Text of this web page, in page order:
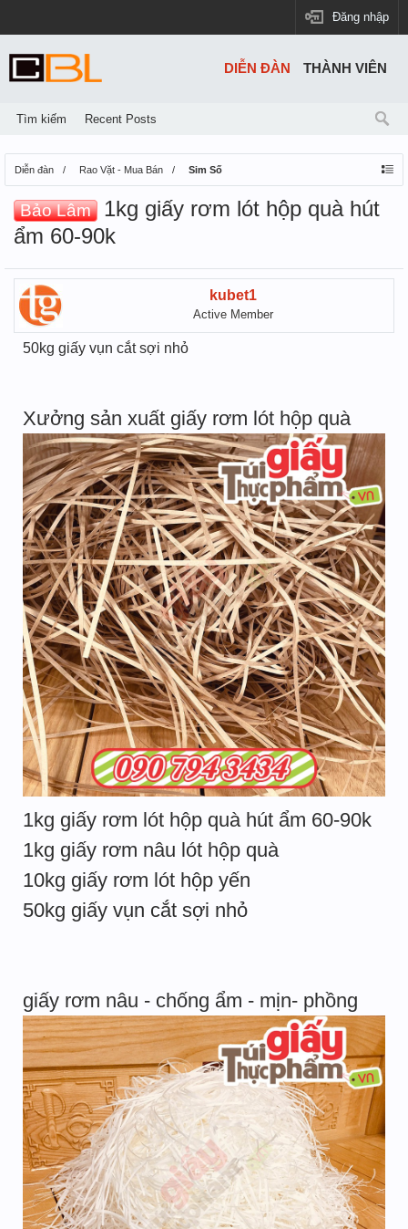
Đăng nhập
Diễn đàn Rao Vặt - Mua Bán Sim Số
Bảo Lâm
1kg giấy rơm lót hộp quà hút
ẩm 60-90k
kubet1
Active Member
50kg giấy vụn cắt sợi nhỏ
Xưởng sản xuất giấy rơm lót hộp quà
1kg giấy rơm lót hộp quà hút ẩm 60-90k
1kg giấy rơm nâu lót hộp quà
10kg giấy rơm lót hộp yến
50kg giấy vụn cắt sợi nhỏ
giấy rơm nâu - chống ẩm - mịn- phồng
DIỄN ĐÀN
Tìm kiếm Recent Posts
THÀNH VIÊN